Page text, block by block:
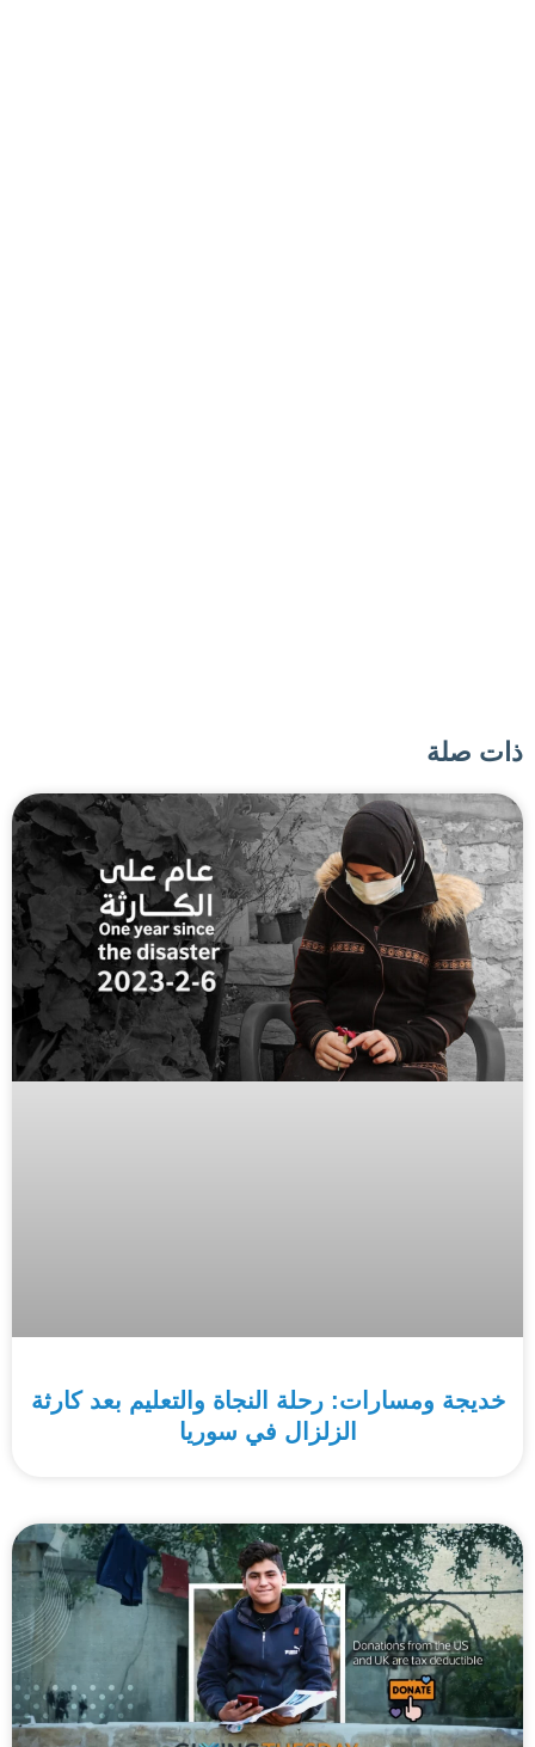
ذات صلة
خديجة ومسارات: رحلة النجاة والتعليم بعد كارثة
الزلزال في سوريا